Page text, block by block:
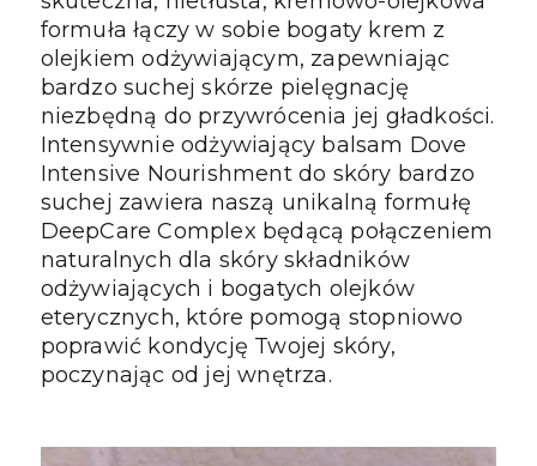
formuła łączy w sobie bogaty krem z
olejkiem odżywiającym, zapewniając
bardzo suchej skórze pielęgnację
niezbędną do przywrócenia jej gładkości.
Intensywnie odżywiający balsam Dove
Intensive Nourishment do skóry bardzo
suchej zawiera naszą unikalną formułę
DeepCare Complex będącą połączeniem
naturalnych dla skóry składników
odżywiających i bogatych olejków
eterycznych, które pomogą stopniowo
poprawić kondycję Twojej skóry,
poczynając od jej wnętrza.